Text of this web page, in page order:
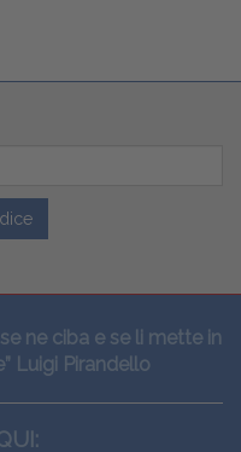
ne ciba e se li mette in
Luigi Pirandello